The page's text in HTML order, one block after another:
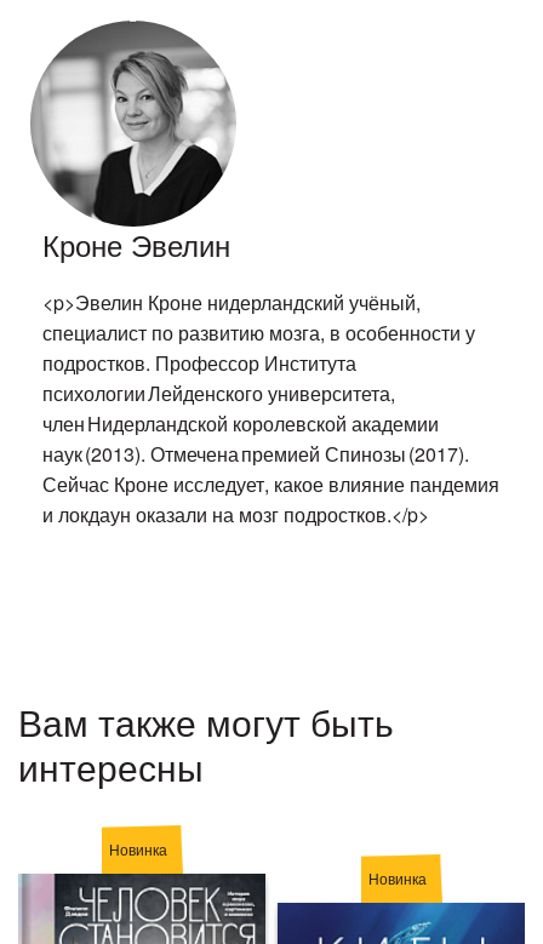
Кроне Эвелин
<p>Эвелин Кроне нидерландский учёный,
специалист по развитию мозга, в особенности у
подростков. Профессор Института
психологии Лейденского университета,
член Нидерландской королевской академии
наук (2013). Отмечена премией Спинозы (2017).
Сейчас Кроне исследует, какое влияние пандемия
и локдаун оказали на мозг подростков.</p>
Вам также могут быть
интересны
Новинка
Новинка